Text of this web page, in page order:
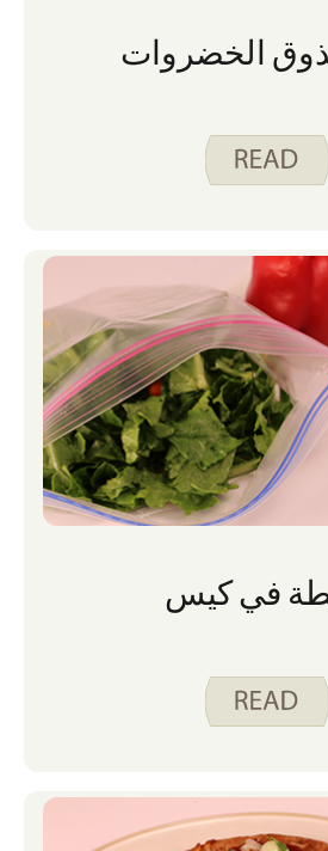
الخضروات
في كيس